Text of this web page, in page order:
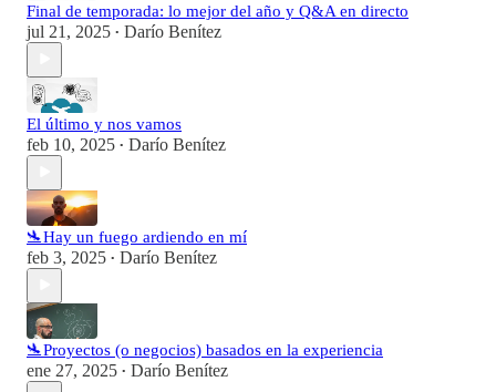
Final de temporada: lo mejor del año y Q&A en directo
jul 21, 2025 • Darío Benítez
El último y nos vamos
feb 10, 2025 • Darío Benítez
🛬Hay un fuego ardiendo en mí
feb 3, 2025 • Darío Benítez
🛬Proyectos (o negocios) basados en la experiencia
ene 27, 2025 • Darío Benítez